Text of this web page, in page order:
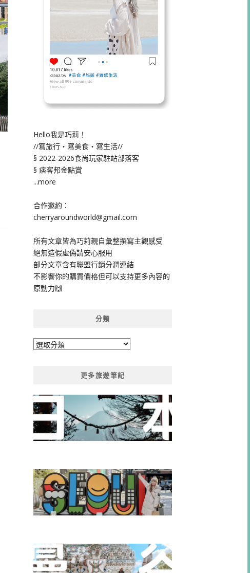
Hello我是巧莉！
//寫旅行・寫美食・寫生活//
§ 2022-2026食尚玩家駐站部落客
§ 痞客邦金點賞
...more
合作邀約：
cherryaroundworld@gmail.com
所有文章皆為巧莉親自彙整撰寫主觀感受
絕無造假虛偽請安心服用
部分文章含有聯盟行銷分潤連結
不影響你的購買價格但可以支持更多內容的
原動力🙌
分類
分
更多旅遊筆記